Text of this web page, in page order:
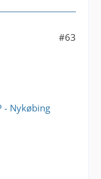
#63
- Nykøbing